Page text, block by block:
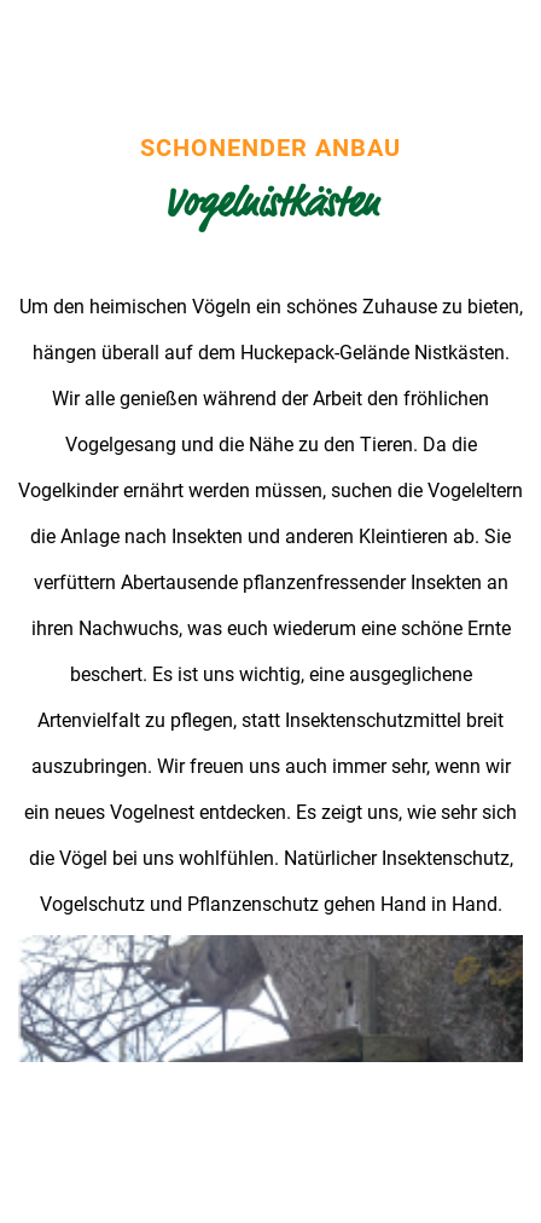
SCHONENDER ANBAU
Vogelnistkästen
Um den heimischen Vögeln ein schönes Zuhause zu bieten,
hängen überall auf dem Huckepack-Gelände Nistkästen.
Wir alle genießen während der Arbeit den fröhlichen
Vogelgesang und die Nähe zu den Tieren. Da die
Vogelkinder ernährt werden müssen, suchen die Vogeleltern
die Anlage nach Insekten und anderen Kleintieren ab. Sie
verfüttern Abertausende pflanzenfressender Insekten an
ihren Nachwuchs, was euch wiederum eine schöne Ernte
beschert. Es ist uns wichtig, eine ausgeglichene
Artenvielfalt zu pflegen, statt Insektenschutzmittel breit
auszubringen. Wir freuen uns auch immer sehr, wenn wir
ein neues Vogelnest entdecken. Es zeigt uns, wie sehr sich
die Vögel bei uns wohlfühlen. Natürlicher Insektenschutz,
Vogelschutz und Pflanzenschutz gehen Hand in Hand.